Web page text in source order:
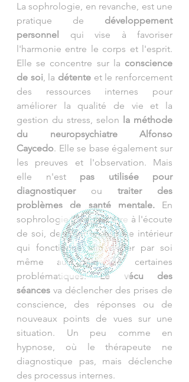
La sophrologie, en revanche, est une
pratique de développement
personnel qui vise à favoriser
l'harmonie entre le corps et l'esprit.
Elle se concentre sur la conscience
de soi, la détente et le renforcement
des ressources internes pour
améliorer la qualité de vie et la
gestion du stress, selon la méthode
du neuropsychiatre Alfonso
Caycedo. Elle se base également sur
les preuves et l'observation. Mais
elle n'est pas utilisée pour
diagnostiquer ou traiter des
problèmes de santé mentale. En
sophrologie il s'agit d'être à l'écoute
de soi, de créer un espace intérieur
qui fonctionne afin d'aller par soi
même au delà de certaines
problématiques. Le vécu des
séances va déclencher des prises de
conscience, des réponses ou de
nouveaux points de vues sur une
situation. Un peu comme en
hypnose, où le thérapeute ne
diagnostique pas, mais déclenche
des processus internes.